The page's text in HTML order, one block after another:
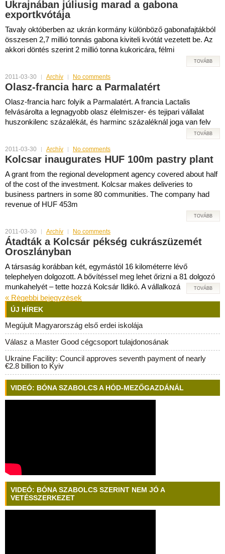
Ukrajnában júliusig marad a gabona
exportkvótája
Tavaly októberben az ukrán kormány különböző gabonafajtákból
összesen 2,7 millió tonnás gabona kiviteli kvótát vezetett be. Az
akkori döntés szerint 2 millió tonna kukoricára, félmi
TOVÁBB
2011-03-30 Archív No comments
Olasz-francia harc a Parmalatért
Olasz-francia harc folyik a Parmalatért. A francia Lactalis
felvásárolta a legnagyobb olasz élelmiszer- és tejipari vállalat
huszonkilenc százalékát, és harminc százaléknál joga van felv
TOVÁBB
2011-03-30 Archív No comments
Kolcsar inaugurates HUF 100m pastry plant
A grant from the regional development agency covered about half
of the cost of the investment. Kolcsar makes deliveries to
business partners in some 80 communities. The company had
revenue of HUF 453m
TOVÁBB
2011-03-30 Archív No comments
Átadták a Kolcsár pékség cukrászüzemét
Oroszlányban
A társaság korábban két, egymástól 16 kilométerre lévő
telephelyen dolgozott. A bővítéssel meg lehet őrizni a 81 dolgozó
munkahelyét – tette hozzá Kolcsár Ildikó. A vállalkozá
TOVÁBB
« Rėgebbi bejegyzėsek
ÚJ HÍREK
Megújult Magyarország első erdei iskolája
Válasz a Master Good cégcsoport tulajdonosának
Ukraine Facility: Council approves seventh payment of nearly
€2.8 billion to Kyiv
VIDEÓ: BÓNA SZABOLCS A HÓD-MEZŐGAZDÁNÁL
VIDEÓ: BÓNA SZABOLCS SZERINT NEM JÓ A
VETÉSSZERKEZET